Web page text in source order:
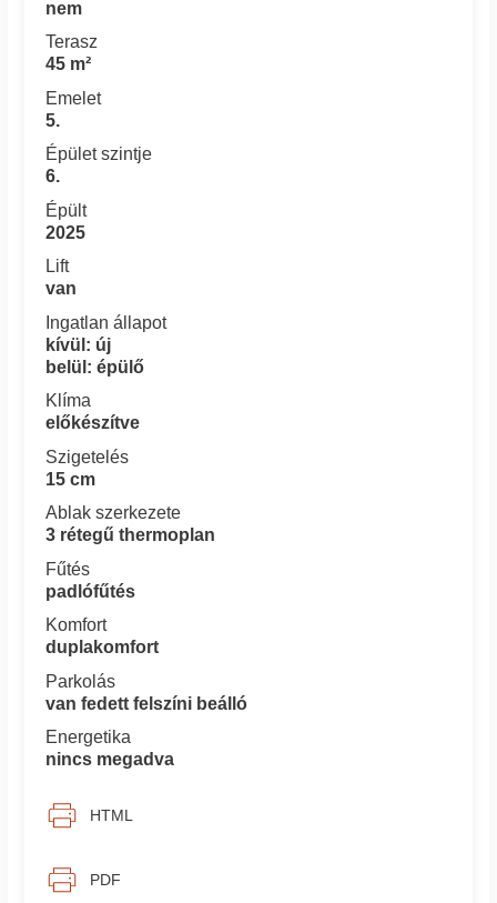
nem
Terasz
45 m²
Emelet
5.
Épület szintje
6.
Épült
2025
Lift
van
Ingatlan állapot
kívül: új
belül: épülő
Klíma
előkészítve
Szigetelés
15 cm
Ablak szerkezete
3 rétegű thermoplan
Fűtés
padlófűtés
Komfort
duplakomfort
Parkolás
van fedett felszíni beálló
Energetika
nincs megadva
HTML
PDF